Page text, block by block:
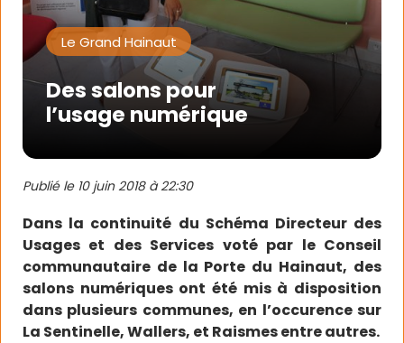
Le Grand Hainaut
Des salons pour
l’usage numérique
Publié le 10 juin 2018 à 22:30
Dans la continuité du Schéma Directeur des
Usages et des Services voté par le Conseil
communautaire de la Porte du Hainaut, des
salons numériques ont été mis à disposition
dans plusieurs communes, en l’occurence sur
La Sentinelle, Wallers, et Raismes entre autres.